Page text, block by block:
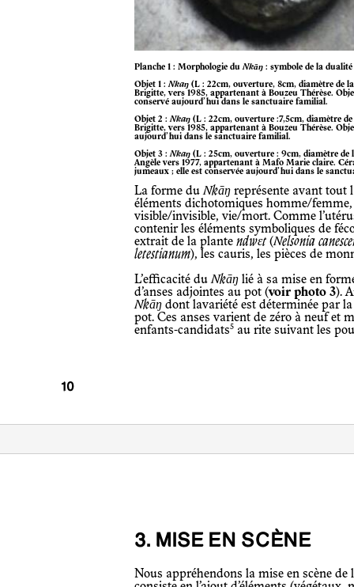
Planche 1 : Morphologie duNkāŋ : symbole de la
Objet 1 :Nkaŋ (L : 22cm, ouverture, 8cm, diamètre de
Brigitte, vers 1985, appartenant à Bouzeu Thérèse.
conservé aujourd’hui dans le sanctuaire familial.
Objet 2 :Nkaŋ (L : 22cm, ouverture :7,5cm, diamètre
Brigitte, vers 1985, appartenant à Bouzeu Thérèse.
aujourd’hui dans le sanctuaire familial.
Objet 3 :Nkaŋ (L : 25cm, ouverture : 9cm, diamètre de
Angèle vers 1977, appartenant à Mafo Marie claire.
jumeaux ; elle est conservée aujourd’hui dans le
La forme duNkāŋ représente avant tout
éléments dichotomiques homme/
visible/invisible, vie/mort. Comme
contenir les éléments symboliques de
extrait de la plantendwɛt (Nelsonia
letestianum), les cauris, les pièces de
L’efficacité duNkāŋ lié à sa mise en
d’anses adjointes au pot (voir photo 3).
Nkāŋ dont lavariété est déterminée par
pot. Ces anses varient de zéro à neuf et
enfants-candidats5 au rite suivant les
3. MISE EN SCÈNE
Nous appréhendons la mise en scène de l’objet comme un ensemble de gestes qui